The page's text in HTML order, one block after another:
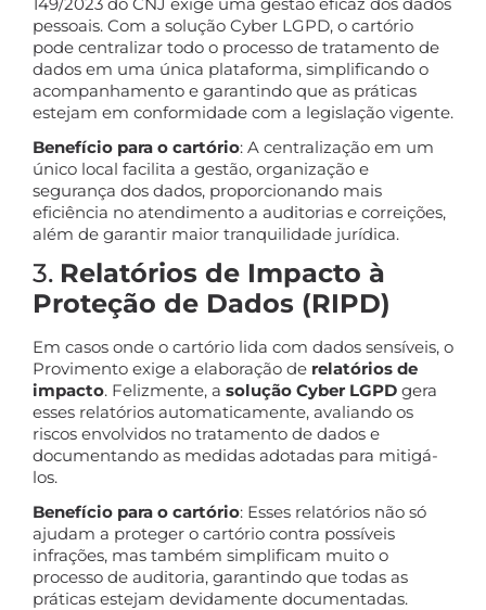
pessoais. Com a solução Cyber LGPD, o cartório
pode centralizar todo o processo de tratamento de
dados em uma única plataforma, simplificando o
acompanhamento e garantindo que as práticas
estejam em conformidade com a legislação vigente.
Benefício para o cartório: A centralização em um
único local facilita a gestão, organização e
segurança dos dados, proporcionando mais
eficiência no atendimento a auditorias e correições,
além de garantir maior tranquilidade jurídica.
3. Relatórios de Impacto à
Proteção de Dados (RIPD)
Em casos onde o cartório lida com dados sensíveis, o
Provimento exige a elaboração de relatórios de
impacto. Felizmente, a solução Cyber LGPD gera
esses relatórios automaticamente, avaliando os
riscos envolvidos no tratamento de dados e
documentando as medidas adotadas para mitigá-
los.
Benefício para o cartório: Esses relatórios não só
ajudam a proteger o cartório contra possíveis
infrações, mas também simplificam muito o
processo de auditoria, garantindo que todas as
práticas estejam devidamente documentadas.